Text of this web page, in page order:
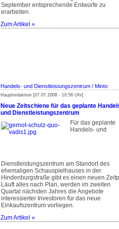
September entsprechende Entwürfe zu
erarbeiten.
Zum Artikel »
Handels- und Dienstleistungszentrum / Minto
Hauptredaktion [07.07.2008 - 10:56 Uhr]
Neue Zeitschiene für das geplante
und Dienstleistungszentrum
Für das geplante
Handels- und
Dienstleistungszentrum am Standort des
ehemaligen Schauspielhauses in der
Hindenburgstraße gibt es einen neuen
Läuft alles nach Plan, werden im zweiten
Quartal nächsten Jahres die Angebote
interessierter Investoren für das neue
Einkaufszentrum vorliegen.
Zum Artikel »